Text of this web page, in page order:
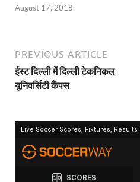
August 17, 2018
PREVIOUS ARTICLE
ईस्ट दिल्ली में दिल्ली टेकनिकल
यूनिवर्सिटी कैंपस